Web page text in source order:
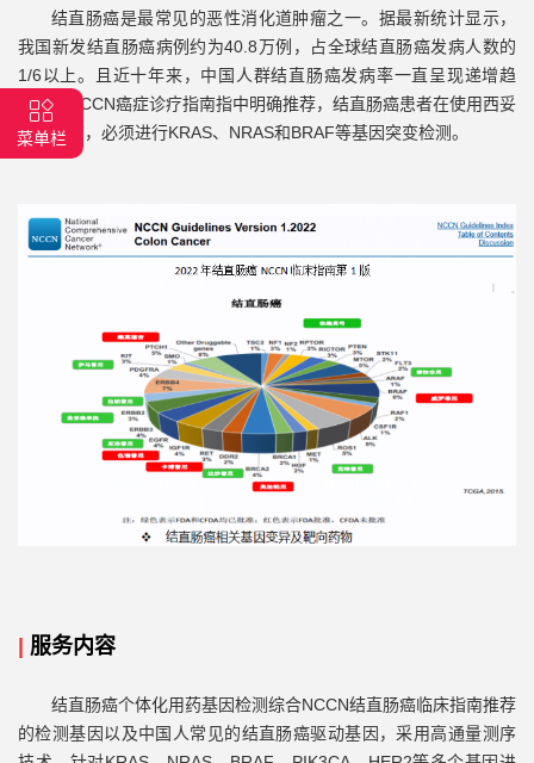
菜单栏
结直肠癌是最常见的恶性消化道肿瘤之一。据最新统计显示，
我国新发结直肠癌病例约为40.8万例，占全球结直肠癌发病人数的
1/6以上。且近十年来，中国人群结直肠癌发病率一直呈现递增趋
势。在
NCCN癌症诊疗指南指中明确推荐，结直肠癌患者在使用西妥
昔单抗前，必须进行KRAS、 NRAS和BRAF等基因突变检测。
服务内容
结直肠癌个体化用药基因检测综合NCCN结直肠癌临床指南推荐
的检测基因以及中国人常见的结直肠癌驱动基因，采用高通量测序